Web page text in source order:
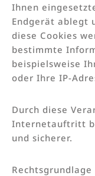
Ihnen
Endgerät ablegt
diese Cookies
bestimmte
beispielsweise
oder Ihre IP-
Durch diese
Internetauftritt
und sicherer.